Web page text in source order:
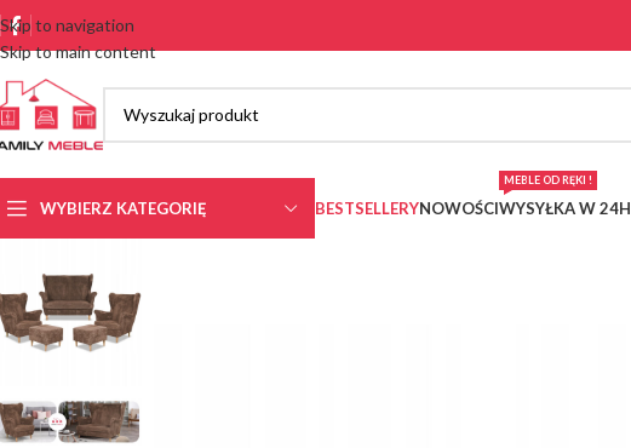
Skip to navigation
Skip to main content
WYBIERZ KATEGORIĘ BESTSELLERYNOWOŚCIWYSYŁKA W 24H
MEBLE OD RĘKI !